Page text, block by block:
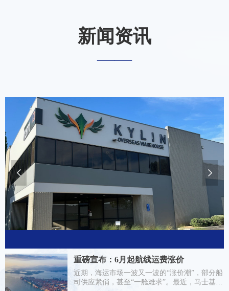
넳 넲
新闻资讯
——
重磅宣布：6月起航线运费涨价
近期，海运市场一波又一波的“涨价潮”，部分船
司供应紧俏，甚至“一舱难求”。最近，马士基、